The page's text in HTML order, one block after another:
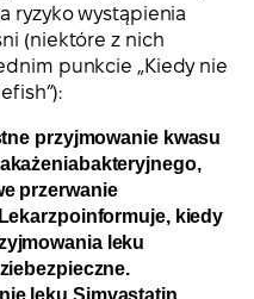
ryzyko wystąpienia
(niektóre z nich
punkcie „Kiedy nie
przyjmowanie kwasu
przerwanie
kiedy
leku